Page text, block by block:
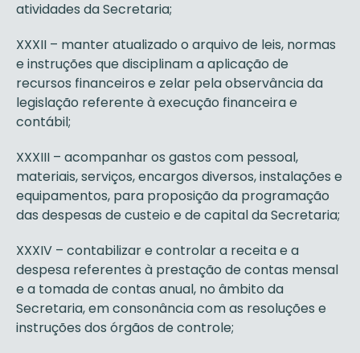
atividades da Secretaria;
XXXII – manter atualizado o arquivo de leis, normas
e instruções que disciplinam a aplicação de
recursos financeiros e zelar pela observância da
legislação referente à execução financeira e
contábil;
XXXIII – acompanhar os gastos com pessoal,
materiais, serviços, encargos diversos, instalações e
equipamentos, para proposição da programação
das despesas de custeio e de capital da Secretaria;
XXXIV – contabilizar e controlar a receita e a
despesa referentes à prestação de contas mensal
e a tomada de contas anual, no âmbito da
Secretaria, em consonância com as resoluções e
instruções dos órgãos de controle;